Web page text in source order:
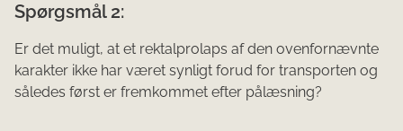
Spørgsmål 2:
Er det muligt, at et rektalprolaps af den ovenfornævnte
karakter ikke har været synligt forud for trans­porten og
således først er fremkommet efter pålæsning?